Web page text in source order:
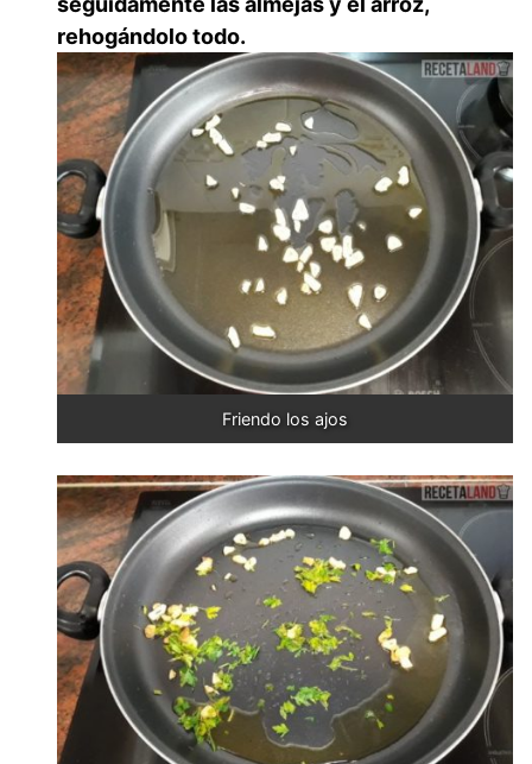
rehogándolo todo.
Friendo los ajos